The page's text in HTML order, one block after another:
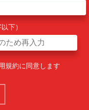
下）
規約に同意します